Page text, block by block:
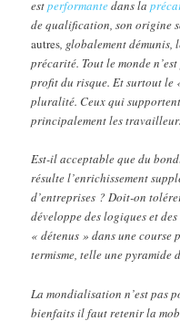
estperformantedans la
de qualification, son origine
autres, globalement démunis,
précarité. Tout le monde
profit du risque. Et surtout le
pluralité. Ceux qui
principalement les
Est-il acceptable que du
résulte l’enrichissement
d’entreprises ? Doit-on
développe des logiques et
« détenus » dans une
termisme, telle une pyramide
La mondialisation n’est pas
bienfaits il faut retenir la